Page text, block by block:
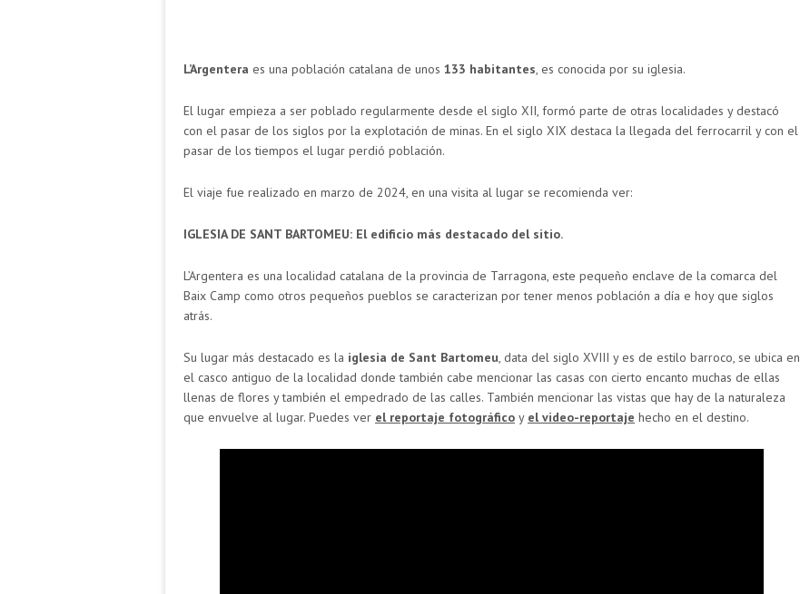
L’Argentera es una población catalana de unos 133 habitantes, es conocida por su iglesia.
El lugar empieza a ser poblado regularmente desde el siglo XII, formó parte de otras localidades y destacó
con el pasar de los siglos por la explotación de minas. En el siglo XIX destaca la llegada del ferrocarril y con el
pasar de los tiempos el lugar perdió población.
El viaje fue realizado en marzo de 2024, en una visita al lugar se recomienda ver:
IGLESIA DE SANT BARTOMEU: El edificio más destacado del sitio.
L’Argentera es una localidad catalana de la provincia de Tarragona, este pequeño enclave de la comarca del
Baix Camp como otros pequeños pueblos se caracterizan por tener menos población a día e hoy que siglos
atrás.
Su lugar más destacado es la iglesia de Sant Bartomeu, data del siglo XVIII y es de estilo barroco, se ubica en
el casco antiguo de la localidad donde también cabe mencionar las casas con cierto encanto muchas de ellas
llenas de flores y también el empedrado de las calles. También mencionar las vistas que hay de la naturaleza
que envuelve al lugar. Puedes ver el reportaje fotográfico y el video-reportaje hecho en el destino.